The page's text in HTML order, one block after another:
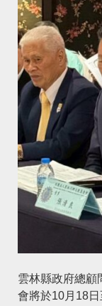
雲林縣政府總顧
會將於10月18